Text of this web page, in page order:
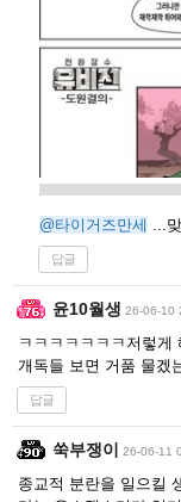
@타이거즈만세 ...
답글
윤10월생 26-06-10
ㅋㅋㅋㅋㅋㅋㅋ저렇게
개독들 보면 거품 물겠
답글
쑥부쟁이 26-06-11
종교적 분란을 일으킬